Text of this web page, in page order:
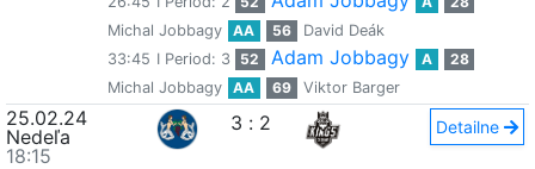
Michal Jobbagy
AA 56
David Deák
33:45 I Period: 3 52 Adam Jobbagy A
28
Michal Jobbagy
AA 69 Viktor Barger
25.02.24
Nedeľa
18:15
3 : 2 Detailne